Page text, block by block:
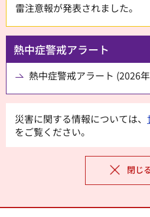
雷注意報が発表されました。
熱中症警戒アラート
熱中症警戒アラート (2026
災害に関する情報については、
をご覧ください。
閉じ